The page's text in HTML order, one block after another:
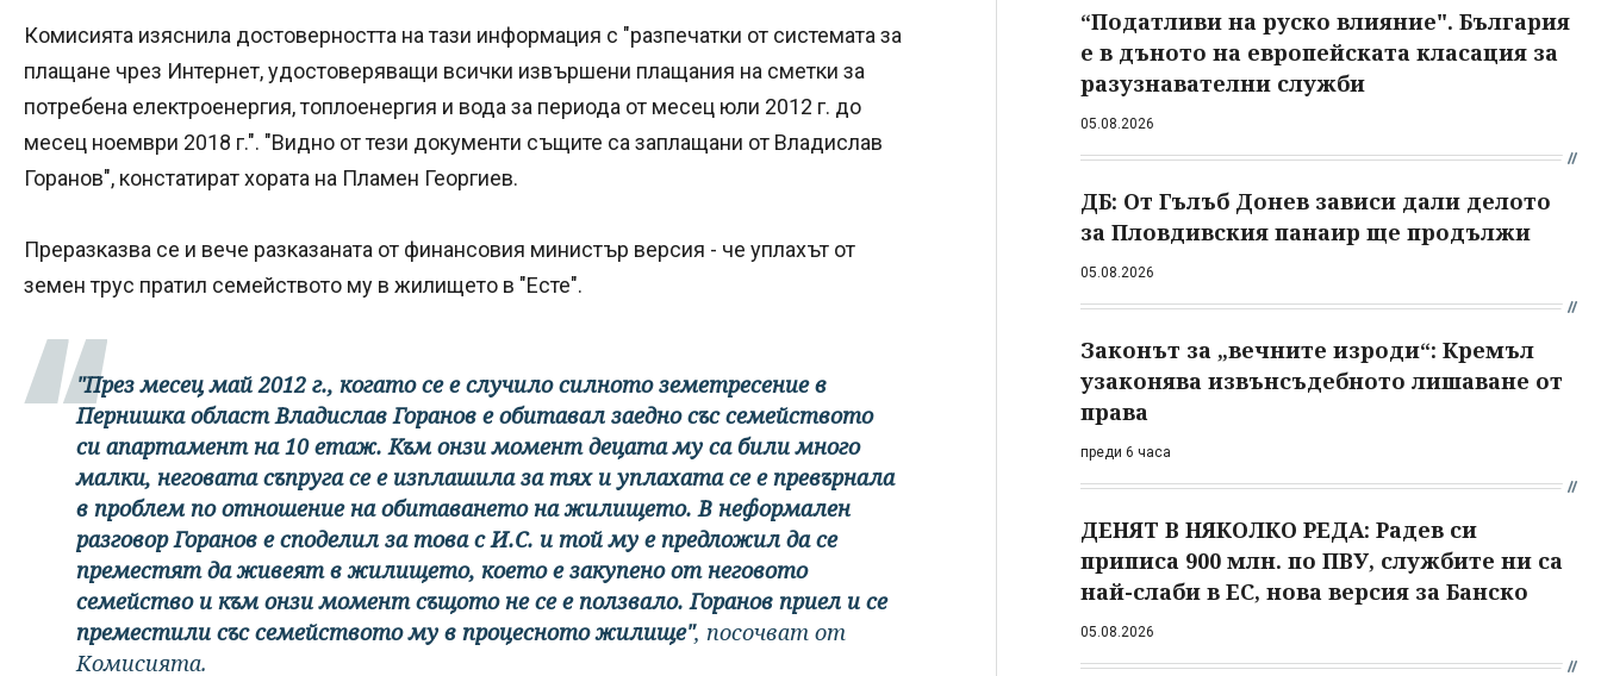
Комисията изяснила достоверността на тази информация с "разпечатки от системата за
плащане чрез Интернет, удостоверяващи всички извършени плащания на сметки за
потребена електроенергия, топлоенергия и вода за периода от месец юли 2012 г. до
месец ноември 2018 г.". "Видно от тези документи същите са заплащани от Владислав
Горанов", констатират хората на Пламен Георгиев.
Преразказва се и вече разказаната от финансовия министър версия - че уплахът от
земен трус пратил семейството му в жилището в "Есте".
"През месец май 2012 г., когато се е случило силното земетресение в
Пернишка област Владислав Горанов е обитавал заедно със семейството
си апартамент на 10 етаж. Към онзи момент децата му са били много
малки, неговата съпруга се е изплашила за тях и уплахата се е превърнала
в проблем по отношение на обитаването на жилището. В неформален
разговор Горанов е споделил за това с И.С. и той му е предложил да се
преместят да живеят в жилището, което е закупено от неговото
семейство и към онзи момент същото не се е ползвало. Горанов приел и се
преместили със семейството му в процесното жилище", посочват от
Комисията.
“Податливи на руско влияние". България
е в дъното на европейската класация за
разузнавателни служби
05.08.2026
ДБ: От Гълъб Донев зависи дали делото
за Пловдивския панаир ще продължи
05.08.2026
Законът за „вечните изроди“: Кремъл
узаконява извънсъдебното лишаване от
права
преди 6 часа
ДЕНЯТ В НЯКОЛКО РЕДА: Радев си
приписа 900 млн. по ПВУ, службите ни са
най-слаби в ЕС, нова версия за Банско
05.08.2026